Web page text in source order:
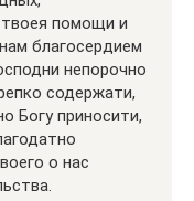
твоея помощи и
благосердием
непорочно
содержати,
Богу приносити,
о нас